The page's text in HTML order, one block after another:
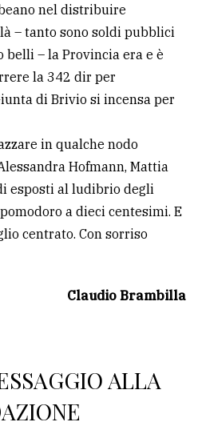
nel distribuire
– tanto sono soldi pubblici
belli – la Provincia era e è
la 342 dir per
di Brivio si incensa per
in qualche nodo
Hofmann, Mattia
esposti al ludibrio degli
a dieci centesimi. E
centrato. Con sorriso
Claudio Brambilla
ALLA